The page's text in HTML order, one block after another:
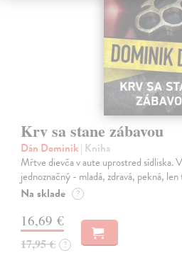
Krv sa stane zábavou
Dán Dominik| Kniha
Mŕtve dievča v aute uprostred sídliska.
jednoznačný - mladá, zdravá, pekná,
Na sklade ?
16,69 €
17,95 € ?